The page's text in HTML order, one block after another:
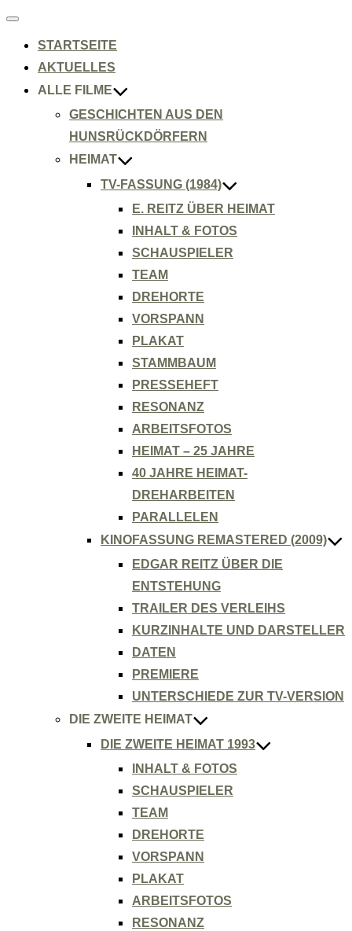
Navigation
STARTSEITE
AKTUELLES
ALLE FILME
GESCHICHTEN AUS DEN
HUNSRÜCKDÖRFERN
HEIMAT
TV-FASSUNG (1984)
E. REITZ ÜBER HEIMAT
INHALT & FOTOS
SCHAUSPIELER
TEAM
DREHORTE
VORSPANN
PLAKAT
STAMMBAUM
PRESSEHEFT
RESONANZ
ARBEITSFOTOS
HEIMAT – 25 JAHRE
40 JAHRE HEIMAT-
DREHARBEITEN
PARALLELEN
KINOFASSUNG REMASTERED (2009)
EDGAR REITZ ÜBER DIE
ENTSTEHUNG
TRAILER DES VERLEIHS
KURZINHALTE UND DARSTELLER
DATEN
PREMIERE
UNTERSCHIEDE ZUR TV-VERSION
DIE ZWEITE HEIMAT
DIE ZWEITE HEIMAT 1993
INHALT & FOTOS
SCHAUSPIELER
TEAM
DREHORTE
VORSPANN
PLAKAT
ARBEITSFOTOS
RESONANZ